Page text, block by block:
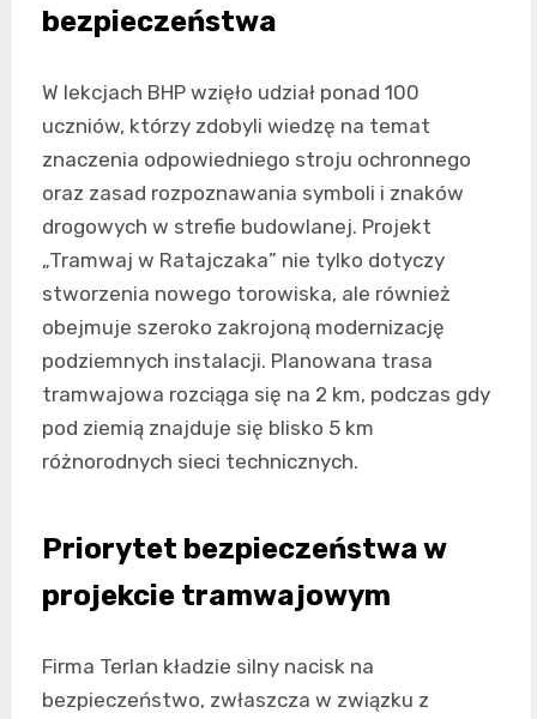
bezpieczeństwa
W lekcjach BHP wzięło udział ponad 100
uczniów, którzy zdobyli wiedzę na temat
znaczenia odpowiedniego stroju ochronnego
oraz zasad rozpoznawania symboli i znaków
drogowych w strefie budowlanej. Projekt
„Tramwaj w Ratajczaka” nie tylko dotyczy
stworzenia nowego torowiska, ale również
obejmuje szeroko zakrojoną modernizację
podziemnych instalacji. Planowana trasa
tramwajowa rozciąga się na 2 km, podczas gdy
pod ziemią znajduje się blisko 5 km
różnorodnych sieci technicznych.
Priorytet bezpieczeństwa w
projekcie tramwajowym
Firma Terlan kładzie silny nacisk na
bezpieczeństwo, zwłaszcza w związku z